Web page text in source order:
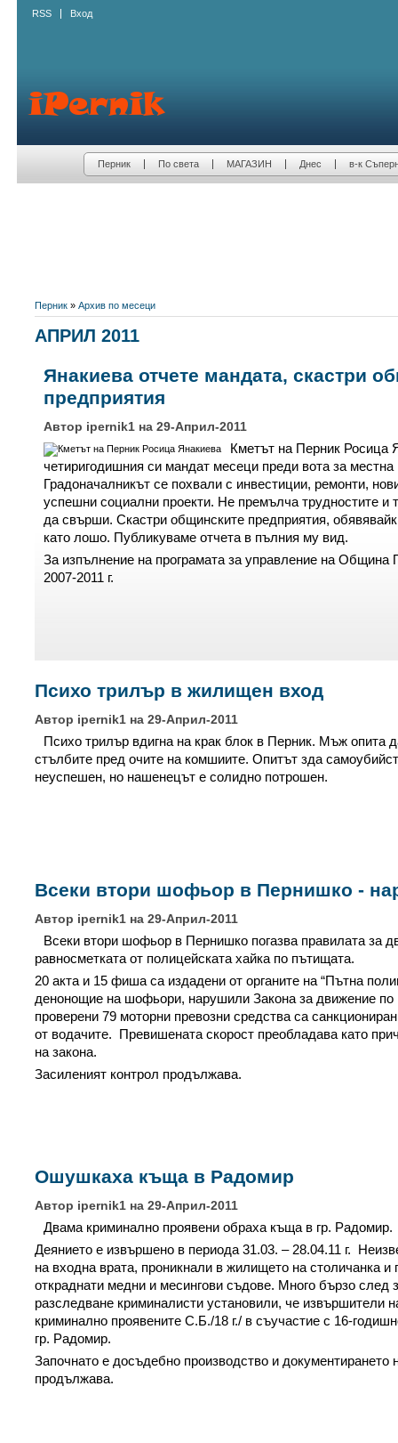
RSS Вход
Перник По света МАГАЗИН Днес в-к
Перник » Архив по месеци
АПРИЛ 2011
Янакиева отчете мандата, скастри
предприятия
Автор ipernik1 на 29-Април-2011
Кметът на Перник Росица
четиригодишния си мандат месеци преди вота за местна
Градоначалникът се похвали с инвестиции, ремонти,
успешни социални проекти. Не премълча трудностите и
да свърши. Скастри общинските предприятия,
като лошо. Публикуваме отчета в пълния му вид.
За изпълнение на програмата за управление на Община
2007-2011 г.
Психо трилър в жилищен вход
Автор ipernik1 на 29-Април-2011
Психо трилър вдигна на крак блок в Перник. Мъж опита
стълбите пред очите на комшиите. Опитът зда
неуспешен, но нашенецът е солидно потрошен.
Всеки втори шофьор в Пернишко -
Автор ipernik1 на 29-Април-2011
Всеки втори шофьор в Пернишко погазва правилата за
равносметката от полицейската хайка по пътищата.
20 акта и 15 фиша са издадени от органите на “Пътна
денонощие на шофьори, нарушили Закона за движение
проверени 79 моторни превозни средства са
от водачите. Превишената скорост преобладава като
на закона.
Засиленият контрол продължава.
Ошушкаха къща в Радомир
Автор ipernik1 на 29-Април-2011
Двама криминално проявени обраха къща в гр. Радомир.
Деянието е извършено в периода 31.03. – 28.04.11 г.
на входна врата, проникнали в жилището на столичанка и
откраднати медни и месингови съдове. Много бързо след
разследване криминалисти установили, че извършители
криминално проявените С.Б./18 г./ в съучастие с 16-
гр. Радомир.
Започнато е досъдебно производство и документирането
продължава.